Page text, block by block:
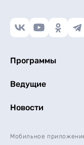
Программы
Ведущие
Новости
Мобильное